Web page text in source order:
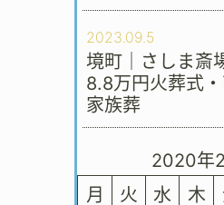
2023.09.5
境町｜さしま斎
8.8万円火葬式
家族葬
2020年
月
火 水 木